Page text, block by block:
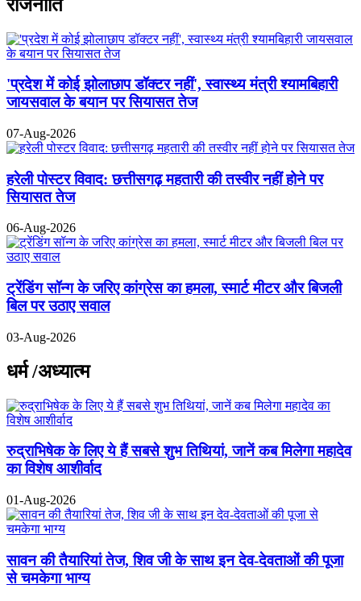
राजनीति
'प्रदेश में कोई झोलाछाप डॉक्टर नहीं', स्वास्थ्य मंत्री श्यामबिहारी
जायसवाल के बयान पर सियासत तेज
07-Aug-2026
हरेली पोस्टर विवाद: छत्तीसगढ़ महतारी की तस्वीर नहीं होने पर
सियासत तेज
06-Aug-2026
ट्रेंडिंग सॉन्ग के जरिए कांग्रेस का हमला, स्मार्ट मीटर और बिजली
बिल पर उठाए सवाल
03-Aug-2026
धर्म /अध्यात्म
रुद्राभिषेक के लिए ये हैं सबसे शुभ तिथियां, जानें कब मिलेगा महादेव
का विशेष आशीर्वाद
01-Aug-2026
सावन की तैयारियां तेज, शिव जी के साथ इन देव-देवताओं की पूजा
से चमकेगा भाग्य